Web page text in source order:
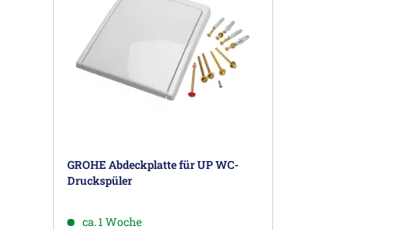
GROHE Abdeckplatte für UP WC-
Druckspüler
ca. 1 Woche